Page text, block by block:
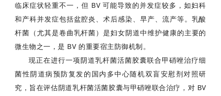
临床症状轻重不一，但 BV 可能导致的并发症较多，如妇科
和产科并发症包括盆腔炎、术后感染、早产、流产等。 乳酸
杆菌 （尤其是卷曲乳杆菌）是妇女阴道中维护健康的主要的
微生物之一，是 BV 的重要宿主防御机制。
现正在进行一项阴道乳杆菌活菌胶囊联合甲硝唑治疗细
菌性阴道病预防复发的国内多中心随机双盲安慰剂对照研
究，旨在评估阴道乳杆菌活菌胶囊与甲硝唑联合治疗，对 BV